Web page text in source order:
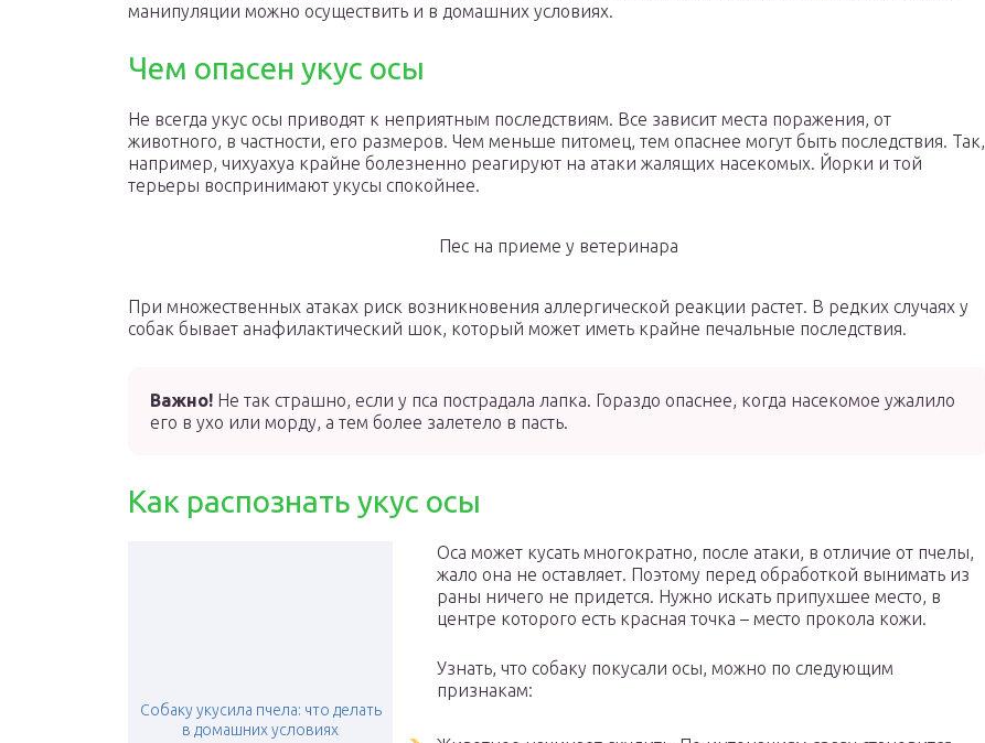
манипуляции можно осуществить и в домашних условиях.
Чем опасен укус осы
Не всегда укус осы приводят к неприятным последствиям. Все зависит места поражения, от
животного, в частности, его размеров. Чем меньше питомец, тем опаснее могут быть последствия. Так,
например, чихуахуа крайне болезненно реагируют на атаки жалящих насекомых. Йорки и той
терьеры воспринимают укусы спокойнее.
Пес на приеме у ветеринара
При множественных атаках риск возникновения аллергической реакции растет. В редких случаях у
собак бывает анафилактический шок, который может иметь крайне печальные последствия.
Важно! Не так страшно, если у пса пострадала лапка. Гораздо опаснее, когда насекомое ужалило
его в ухо или морду, а тем более залетело в пасть.
Как распознать укус осы
Собаку укусила пчела: что делать
в домашних условиях
Оса может кусать многократно, после атаки, в отличие от пчелы,
жало она не оставляет. Поэтому перед обработкой вынимать из
раны ничего не придется. Нужно искать припухшее место, в
центре которого есть красная точка – место прокола кожи.
Узнать, что собаку покусали осы, можно по следующим
признакам: